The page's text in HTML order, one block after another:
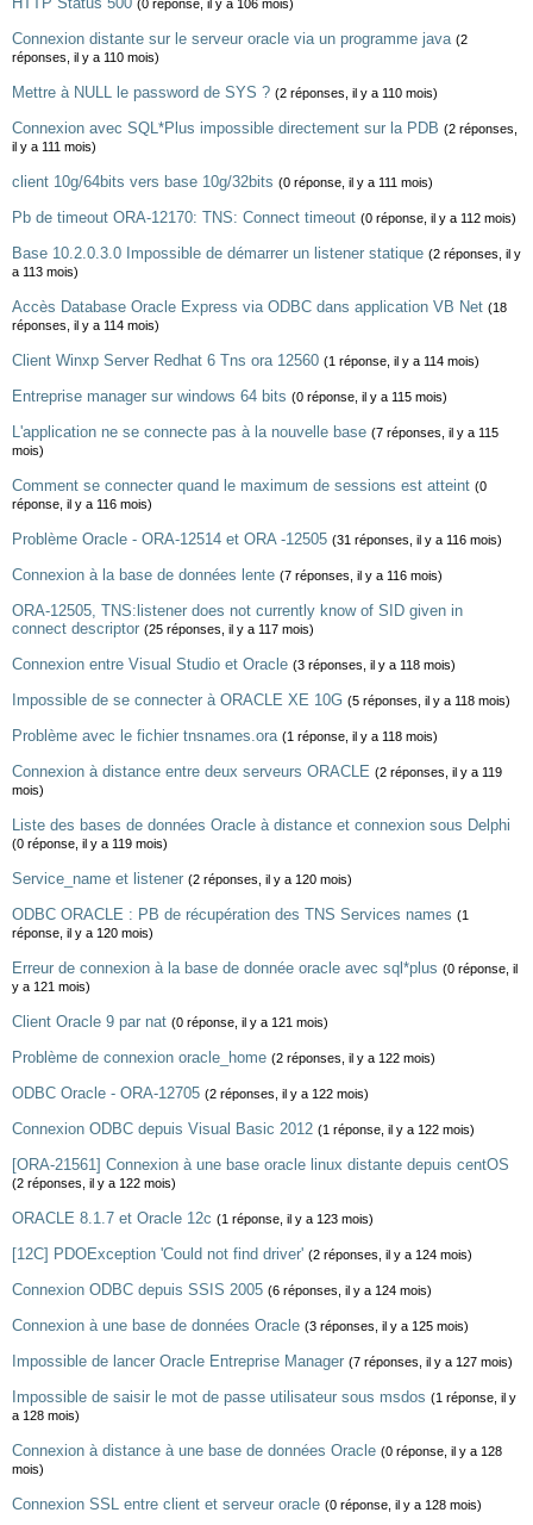
(0 réponse, il y a 106 mois)
Connexion distante sur le serveur oracle via un programme java (2
réponses, il y a 110 mois)
Mettre à NULL le password de SYS ? (2 réponses, il y a 110 mois)
Connexion avec SQL*Plus impossible directement sur la PDB (2 réponses,
il y a 111 mois)
client 10g/64bits vers base 10g/32bits (0 réponse, il y a 111 mois)
Pb de timeout ORA-12170: TNS: Connect timeout (0 réponse, il y a 112 mois)
Base 10.2.0.3.0 Impossible de démarrer un listener statique (2 réponses, il y
a 113 mois)
Accès Database Oracle Express via ODBC dans application VB Net (18
réponses, il y a 114 mois)
Client Winxp Server Redhat 6 Tns ora 12560 (1 réponse, il y a 114 mois)
Entreprise manager sur windows 64 bits (0 réponse, il y a 115 mois)
L'application ne se connecte pas à la nouvelle base (7 réponses, il y a 115
mois)
Comment se connecter quand le maximum de sessions est atteint (0
réponse, il y a 116 mois)
Problème Oracle - ORA-12514 et ORA -12505 (31 réponses, il y a 116 mois)
Connexion à la base de données lente (7 réponses, il y a 116 mois)
ORA-12505, TNS:listener does not currently know of SID given in
connect descriptor (25 réponses, il y a 117 mois)
Connexion entre Visual Studio et Oracle (3 réponses, il y a 118 mois)
Impossible de se connecter à ORACLE XE 10G (5 réponses, il y a 118 mois)
Problème avec le fichier tnsnames.ora (1 réponse, il y a 118 mois)
Connexion à distance entre deux serveurs ORACLE (2 réponses, il y a 119
mois)
Liste des bases de données Oracle à distance et connexion sous Delphi
(0 réponse, il y a 119 mois)
Service_name et listener (2 réponses, il y a 120 mois)
ODBC ORACLE : PB de récupération des TNS Services names (1
réponse, il y a 120 mois)
Erreur de connexion à la base de donnée oracle avec sql*plus (0 réponse, il
y a 121 mois)
Client Oracle 9 par nat (0 réponse, il y a 121 mois)
Problème de connexion oracle_home (2 réponses, il y a 122 mois)
ODBC Oracle - ORA-12705 (2 réponses, il y a 122 mois)
Connexion ODBC depuis Visual Basic 2012 (1 réponse, il y a 122 mois)
[ORA-21561] Connexion à une base oracle linux distante depuis centOS
(2 réponses, il y a 122 mois)
ORACLE 8.1.7 et Oracle 12c (1 réponse, il y a 123 mois)
[12C] PDOException 'Could not find driver' (2 réponses, il y a 124 mois)
Connexion ODBC depuis SSIS 2005 (6 réponses, il y a 124 mois)
Connexion à une base de données Oracle (3 réponses, il y a 125 mois)
Impossible de lancer Oracle Entreprise Manager (7 réponses, il y a 127 mois)
Impossible de saisir le mot de passe utilisateur sous msdos (1 réponse, il y
a 128 mois)
Connexion à distance à une base de données Oracle (0 réponse, il y a 128
mois)
Connexion SSL entre client et serveur oracle (0 réponse, il y a 128 mois)